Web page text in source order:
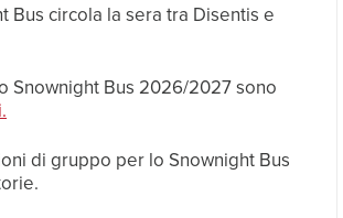
Bus circola la sera tra Disentis e
Snownight Bus 2026/2027 sono
di gruppo per lo Snownight Bus